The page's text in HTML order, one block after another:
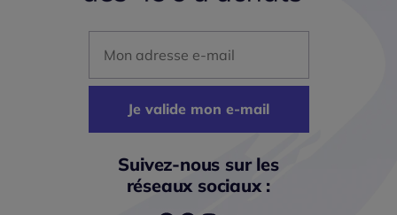
Je valide mon e-mail
Suivez-nous sur les
réseaux sociaux :